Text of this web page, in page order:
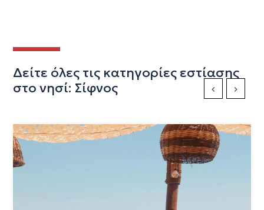
Δείτε όλες τις κατηγορίες εστίασης
στο νησί: Σίφνος
Previous Slide
Next